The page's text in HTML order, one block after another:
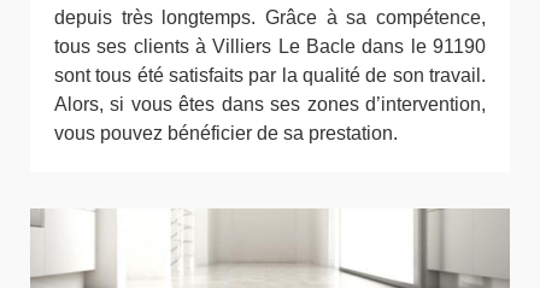
depuis très longtemps. Grâce à sa compétence,
tous ses clients à Villiers Le Bacle dans le 91190
sont tous été satisfaits par la qualité de son travail.
Alors, si vous êtes dans ses zones d’intervention,
vous pouvez bénéficier de sa prestation.